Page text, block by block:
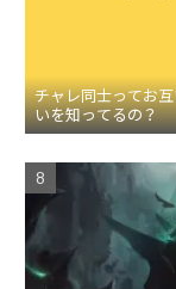
チャレ同士ってお
いを知ってるの？